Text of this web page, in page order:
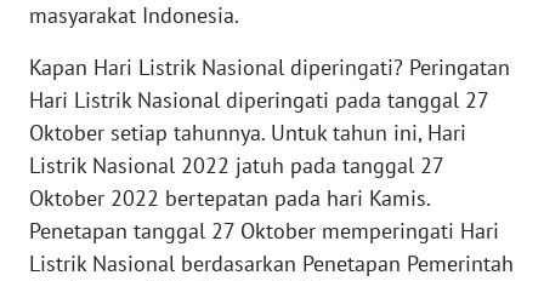
masyarakat Indonesia.
Kapan Hari Listrik Nasional diperingati? Peringatan
Hari Listrik Nasional diperingati pada tanggal 27
Oktober setiap tahunnya. Untuk tahun ini, Hari
Listrik Nasional 2022 jatuh pada tanggal 27
Oktober 2022 bertepatan pada hari Kamis.
Penetapan tanggal 27 Oktober memperingati Hari
Listrik Nasional berdasarkan Penetapan Pemerintah
NTT
WN
KEPRI
WN
PAPUA
WN